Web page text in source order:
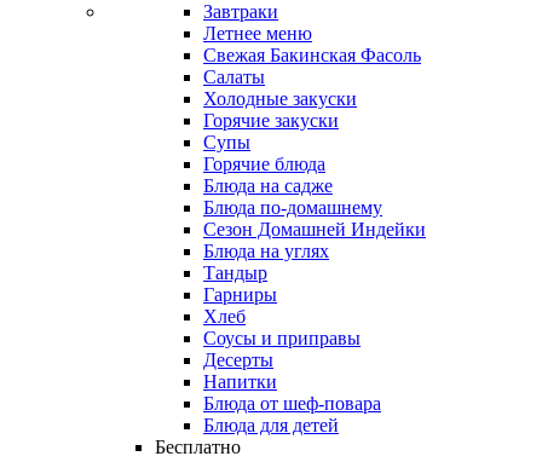
Завтраки
Летнее меню
Свежая Бакинская Фасоль
Салаты
Холодные закуски
Горячие закуски
Супы
Горячие блюда
Блюда на садже
Блюда по-домашнему
Сезон Домашней Индейки
Блюда на углях
Тандыр
Гарниры
Хлеб
Соусы и приправы
Десерты
Напитки
Блюда от шеф-повара
Блюда для детей
Бесплатно